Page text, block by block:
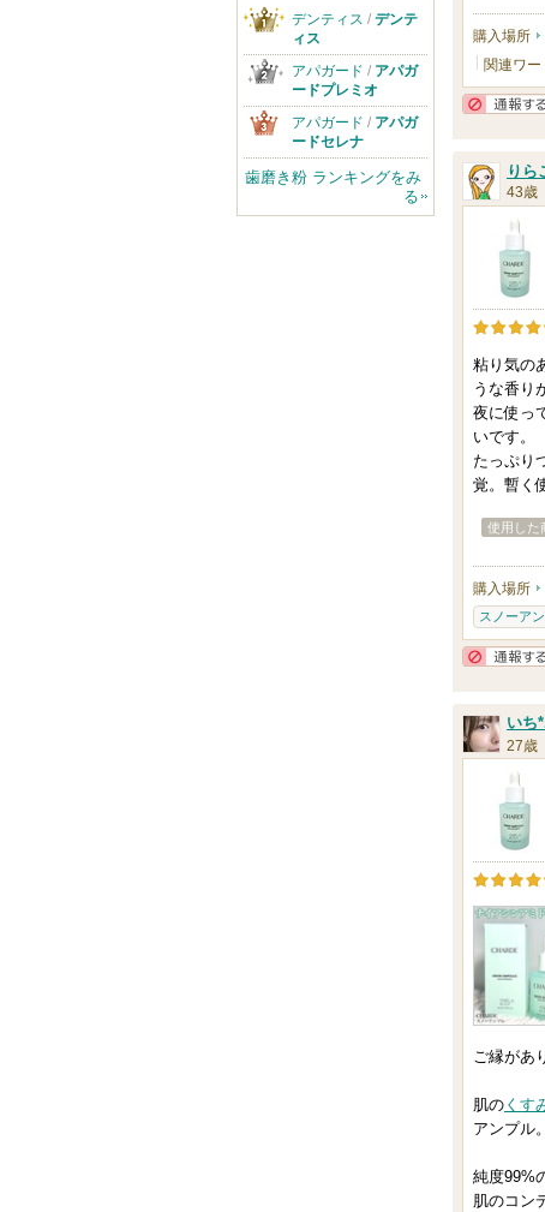
購入場所
関連ワー
り
43歳
粘り気の
うな香り
夜に使っ
いです。
たっぷり
覚。暫く
使用した
購入場所
スノーア
いち
27歳
ご縁があ
肌の くす
アンプル。
純度99%
肌のコン
デンティス / デンテ
ィス
アパガード / アパガ
ードプレミオ
アパガード / アパガ
ードセレナ
歯磨き粉 ランキングをみ
る